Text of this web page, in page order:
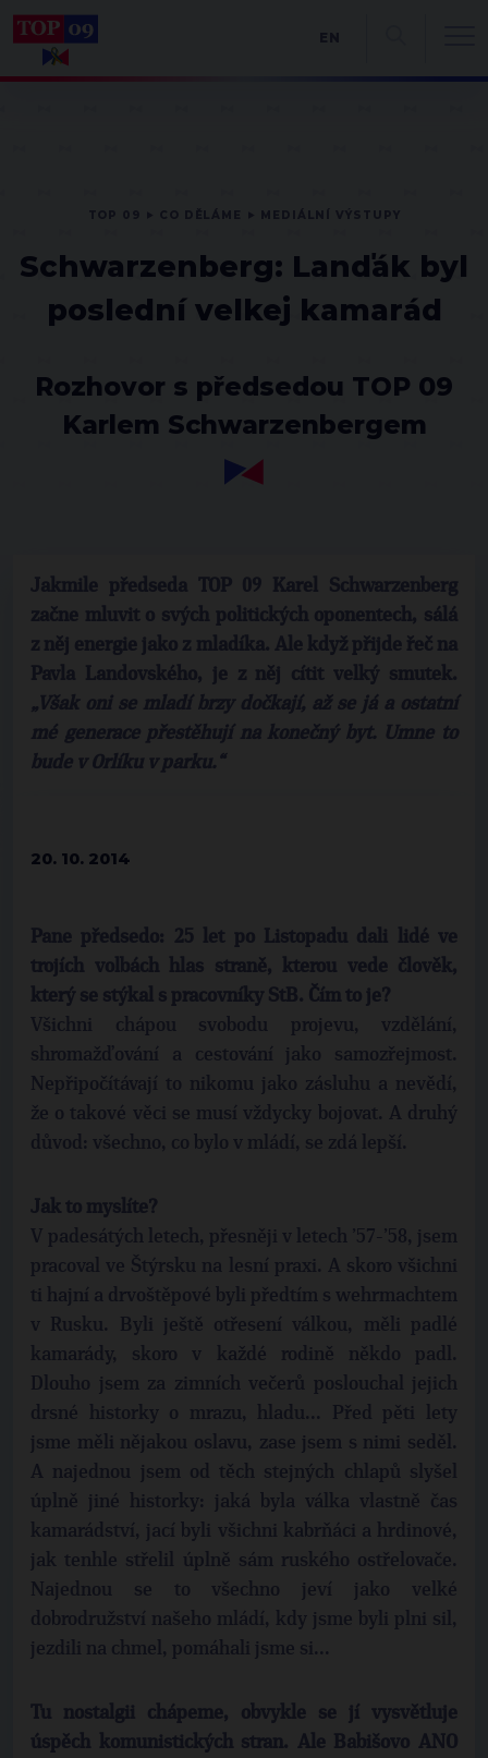
Schwarzenberg: Lanďák byl
poslední velkej kamarád
Rozhovor s předsedou TOP 09
Karlem Schwarzenbergem
Jakmile předseda TOP 09 Karel Schwarzenberg
začne mluvit o svých politických oponentech, sálá
z něj energie jako z mladíka. Ale když přijde řeč na
Pavla Landovského, je z něj cítit velký smutek.
„Však oni se mladí brzy dočkají, až se já a ostatní
mé generace přestěhují na konečný byt. Umne to
bude v Orlíku v parku.“
20. 10. 2014
Pane předsedo: 25 let po Listopadu dali lidé ve
trojích volbách hlas straně, kterou vede člověk,
který se stýkal s pracovníky StB. Čím to je?
Všichni chápou svobodu projevu, vzdělání,
shromažďování a cestování jako samozřejmost.
Nepřipočítávají to nikomu jako zásluhu a nevědí,
že o takové věci se musí vždycky bojovat. A druhý
důvod: všechno, co bylo v mládí, se zdá lepší.
Jak to myslíte?
V padesátých letech, přesněji v letech ’57-’58, jsem
pracoval ve Štýrsku na lesní praxi. A skoro všichni
ti hajní a drvoštěpové byli předtím s wehrmachtem
v Rusku. Byli ještě otřesení válkou, měli padlé
kamarády, skoro v každé rodině někdo padl.
Dlouho jsem za zimních večerů poslouchal jejich
drsné historky o mrazu, hladu... Před pěti lety
jsme měli nějakou oslavu, zase jsem s nimi seděl.
A najednou jsem od těch stejných chlapů slyšel
úplně jiné historky: jaká byla válka vlastně čas
kamarádství, jací byli všichni kabrňáci a hrdinové,
jak tenhle střelil úplně sám ruského ostřelovače.
Najednou se to všechno jeví jako velké
dobrodružství našeho mládí, kdy jsme byli plni sil,
jezdili na chmel, pomáhali jsme si...
Tu nostalgii chápeme, obvykle se jí vysvětluje
úspěch komunistických stran. Ale Babišovo ANO